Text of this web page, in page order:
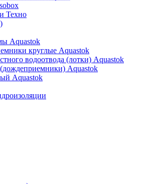
Техно
Aquastok
круглые Aquastok
водоотвода (лотки) Aquastok
Aquastok
Aquastok